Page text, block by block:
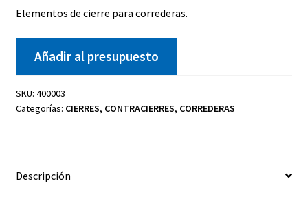
Elementos de cierre para correderas.
Añadir al presupuesto
SKU: 400003
Categorías: CIERRES, CONTRACIERRES, CORREDERAS
Descripción